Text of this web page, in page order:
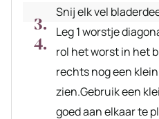
Snij elk vel
Leg 1 worstje
rol het worst in het
rechts nog een
zien.Gebruik een
goed aan elkaar te